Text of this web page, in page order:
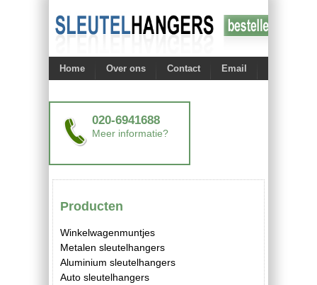
Home Over ons Contact Email
020-6941688
Meer informatie?
Producten
Winkelwagenmuntjes
Metalen sleutelhangers
Aluminium sleutelhangers
Auto sleutelhangers